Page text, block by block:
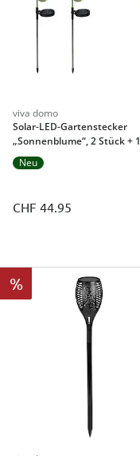
viva domo
Solar-LED-Gartenstecker
„Sonnenblume“, 2 Stück + 1
gratis
Neu
CHF 44.95
%